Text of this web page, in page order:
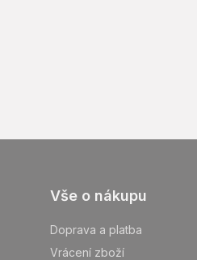
Vše o nákupu
Doprava a platba
Vrácení zboží